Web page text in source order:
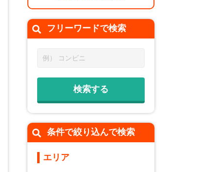
フリーワードで検索
条件で絞り込んで検索
エリア